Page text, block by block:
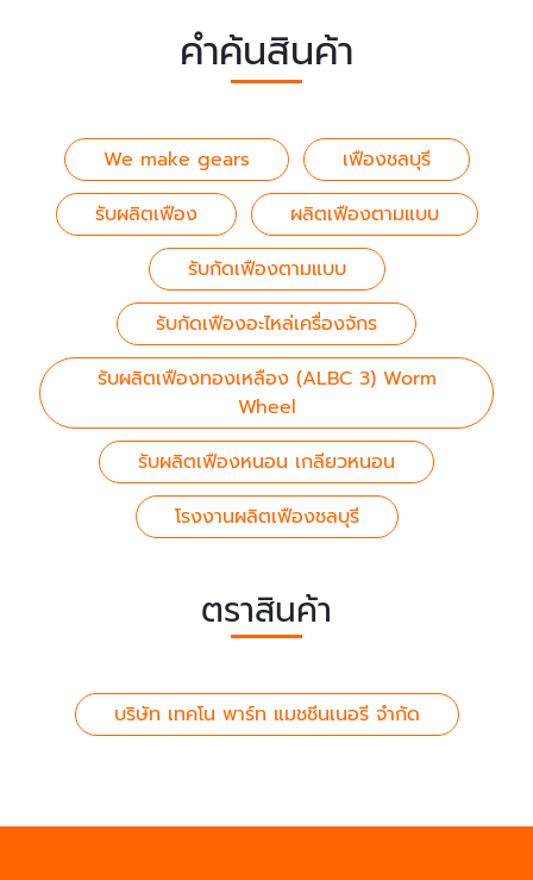
คำค้นสินค้า
We make gears
เฟืองชลบุรี
รับผลิตเฟือง
ผลิตเฟืองตามแบบ
รับกัดเฟืองตามแบบ
รับกัดเฟืองอะไหล่เครื่องจักร
รับผลิตเฟืองทองเหลือง (ALBC 3) Worm
Wheel
รับผลิตเฟืองหนอน เกลียวหนอน
โรงงานผลิตเฟืองชลบุรี
ตราสินค้า
บริษัท เทคโน พาร์ท แมชชีนเนอรี จำกัด